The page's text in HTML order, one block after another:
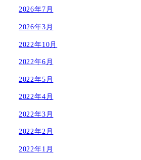
2026年7月
2026年3月
2022年10月
2022年6月
2022年5月
2022年4月
2022年3月
2022年2月
2022年1月